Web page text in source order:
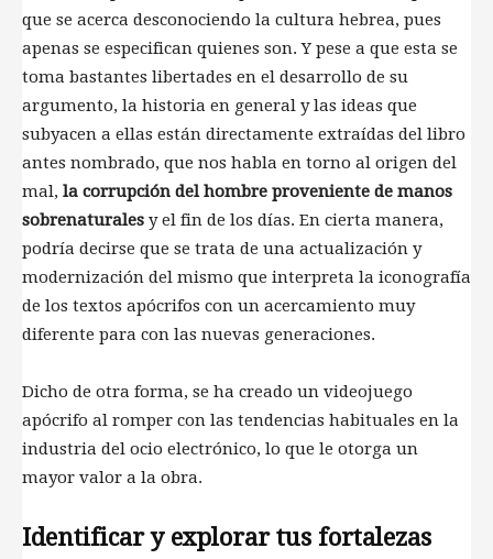
que se acerca desconociendo la cultura hebrea, pues
apenas se especifican quienes son. Y pese a que esta se
toma bastantes libertades en el desarrollo de su
argumento, la historia en general y las ideas que
subyacen a ellas están directamente extraídas del libro
antes nombrado, que nos habla en torno al origen del
mal, la corrupción del hombre proveniente de manos
sobrenaturales y el fin de los días. En cierta manera,
podría decirse que se trata de una actualización y
modernización del mismo que interpreta la iconografía
de los textos apócrifos con un acercamiento muy
diferente para con las nuevas generaciones.
Dicho de otra forma, se ha creado un videojuego
apócrifo al romper con las tendencias habituales en la
industria del ocio electrónico, lo que le otorga un
mayor valor a la obra.
Identificar y explorar tus fortalezas